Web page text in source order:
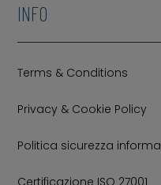
INFO
Terms & Conditions
Privacy & Cookie Policy
Politica sicurezza